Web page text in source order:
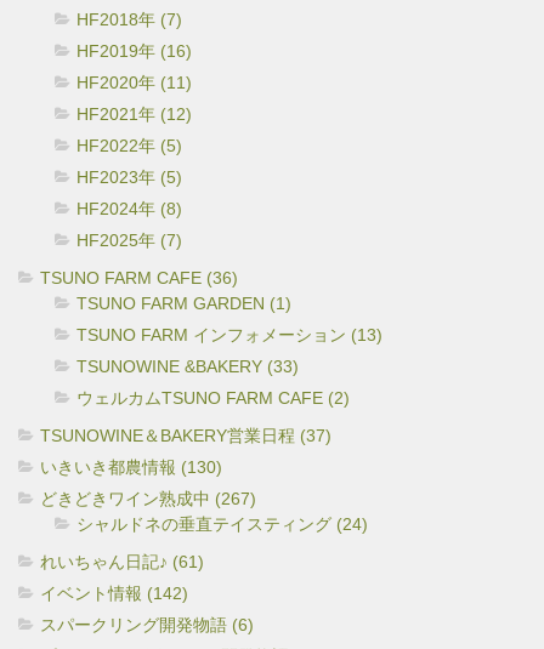
HF2018年 (7)
HF2019年 (16)
HF2020年 (11)
HF2021年 (12)
HF2022年 (5)
HF2023年 (5)
HF2024年 (8)
HF2025年 (7)
TSUNO FARM CAFE (36)
TSUNO FARM GARDEN (1)
TSUNO FARM インフォメーション (13)
TSUNOWINE &BAKERY (33)
ウェルカムTSUNO FARM CAFE (2)
TSUNOWINE＆BAKERY営業日程 (37)
いきいき都農情報 (130)
どきどきワイン熟成中 (267)
シャルドネの垂直テイスティング (24)
れいちゃん日記♪ (61)
イベント情報 (142)
スパークリング開発物語 (6)